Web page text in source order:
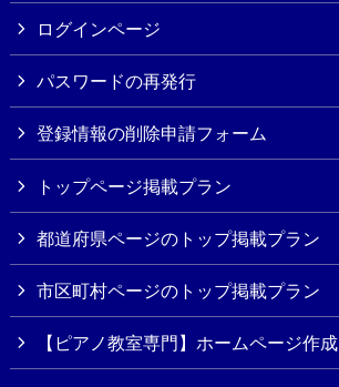
ログインページ
パスワードの再発行
登録情報の削除申請フォーム
トップページ掲載プラン
都道府県ページのトップ掲載プラン
市区町村ページのトップ掲載プラン
【ピアノ教室専門】ホームページ作成